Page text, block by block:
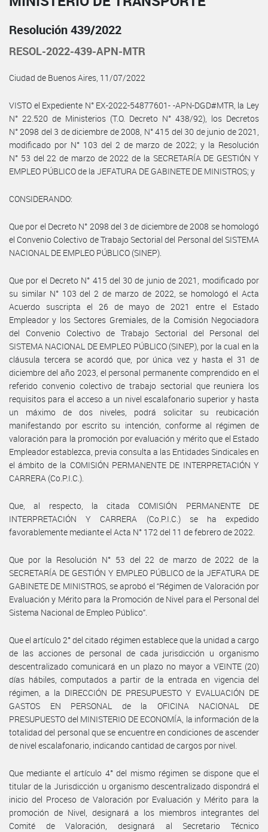
Resolución 439/2022
RESOL-2022-439-APN-MTR
Ciudad de Buenos Aires, 11/07/2022
VISTO el Expediente N° EX-2022-54877601- -APN-DGD#MTR, la Ley
N° 22.520 de Ministerios (T.O. Decreto N° 438/92), los Decretos
N° 2098 del 3 de diciembre de 2008, N° 415 del 30 de junio de 2021,
modificado por N° 103 del 2 de marzo de 2022; y la Resolución
N° 53 del 22 de marzo de 2022 de la SECRETARÍA DE GESTIÓN Y
EMPLEO PÚBLICO de la JEFATURA DE GABINETE DE MINISTROS; y
CONSIDERANDO:
Que por el Decreto N° 2098 del 3 de diciembre de 2008 se homologó
el Convenio Colectivo de Trabajo Sectorial del Personal del SISTEMA
NACIONAL DE EMPLEO PÚBLICO (SINEP).
Que por el Decreto N° 415 del 30 de junio de 2021, modificado por
su similar N° 103 del 2 de marzo de 2022, se homologó el Acta
Acuerdo suscripta el 26 de mayo de 2021 entre el Estado
Empleador y los Sectores Gremiales, de la Comisión Negociadora
del Convenio Colectivo de Trabajo Sectorial del Personal del
SISTEMA NACIONAL DE EMPLEO PÚBLICO (SINEP), por la cual en la
cláusula tercera se acordó que, por única vez y hasta el 31 de
diciembre del año 2023, el personal permanente comprendido en el
referido convenio colectivo de trabajo sectorial que reuniera los
requisitos para el acceso a un nivel escalafonario superior y hasta
un máximo de dos niveles, podrá solicitar su reubicación
manifestando por escrito su intención, conforme al régimen de
valoración para la promoción por evaluación y mérito que el Estado
Empleador establezca, previa consulta a las Entidades Sindicales en
el ámbito de la COMISIÓN PERMANENTE DE INTERPRETACIÓN Y
CARRERA (Co.P.I.C.).
Que, al respecto, la citada COMISIÓN PERMANENTE DE
INTERPRETACIÓN Y CARRERA (Co.P.I.C.) se ha expedido
favorablemente mediante el Acta N° 172 del 11 de febrero de 2022.
Que por la Resolución N° 53 del 22 de marzo de 2022 de la
SECRETARÍA DE GESTIÓN Y EMPLEO PÚBLICO de la JEFATURA DE
GABINETE DE MINISTROS, se aprobó el “Régimen de Valoración por
Evaluación y Mérito para la Promoción de Nivel para el Personal del
Sistema Nacional de Empleo Público”.
Que el artículo 2° del citado régimen establece que la unidad a cargo
de las acciones de personal de cada jurisdicción u organismo
descentralizado comunicará en un plazo no mayor a VEINTE (20)
días hábiles, computados a partir de la entrada en vigencia del
régimen, a la DIRECCIÓN DE PRESUPUESTO Y EVALUACIÓN DE
GASTOS EN PERSONAL de la OFICINA NACIONAL DE
PRESUPUESTO del MINISTERIO DE ECONOMÍA, la información de la
totalidad del personal que se encuentre en condiciones de ascender
de nivel escalafonario, indicando cantidad de cargos por nivel.
Que mediante el artículo 4° del mismo régimen se dispone que el
titular de la Jurisdicción u organismo descentralizado dispondrá el
inicio del Proceso de Valoración por Evaluación y Mérito para la
promoción de Nivel, designará a los miembros integrantes del
Comité de Valoración, designará al Secretario Técnico